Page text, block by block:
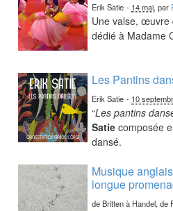
Erik Satie - 14 mai, par
Une valse, œuvre
dédié à Madame
Les Pantins
Erik Satie - 10
“Les pantins
Satie composée
dansé.
Musique
longue
de Britten à Handel, de